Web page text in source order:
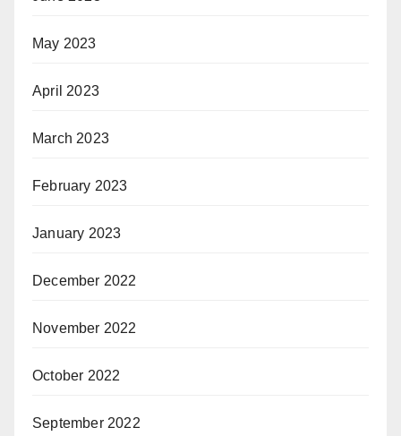
May 2023
April 2023
March 2023
February 2023
January 2023
December 2022
November 2022
October 2022
September 2022